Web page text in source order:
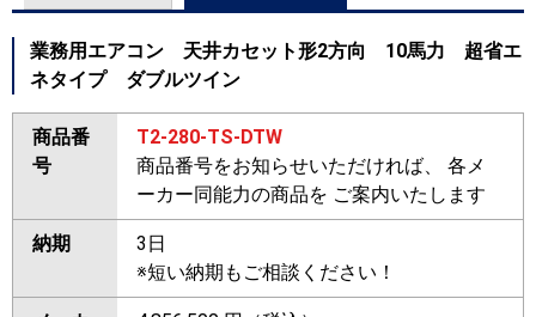
業務用エアコン 天井カセット形2方向 10馬力 超省エ
ネタイプ ダブルツイン
商品番
号
T2-280-TS-DTW
商品番号をお知らせいただければ、 各メ
ーカー同能力の商品を ご案内いたします
納期
3日
※短い納期もご相談ください！